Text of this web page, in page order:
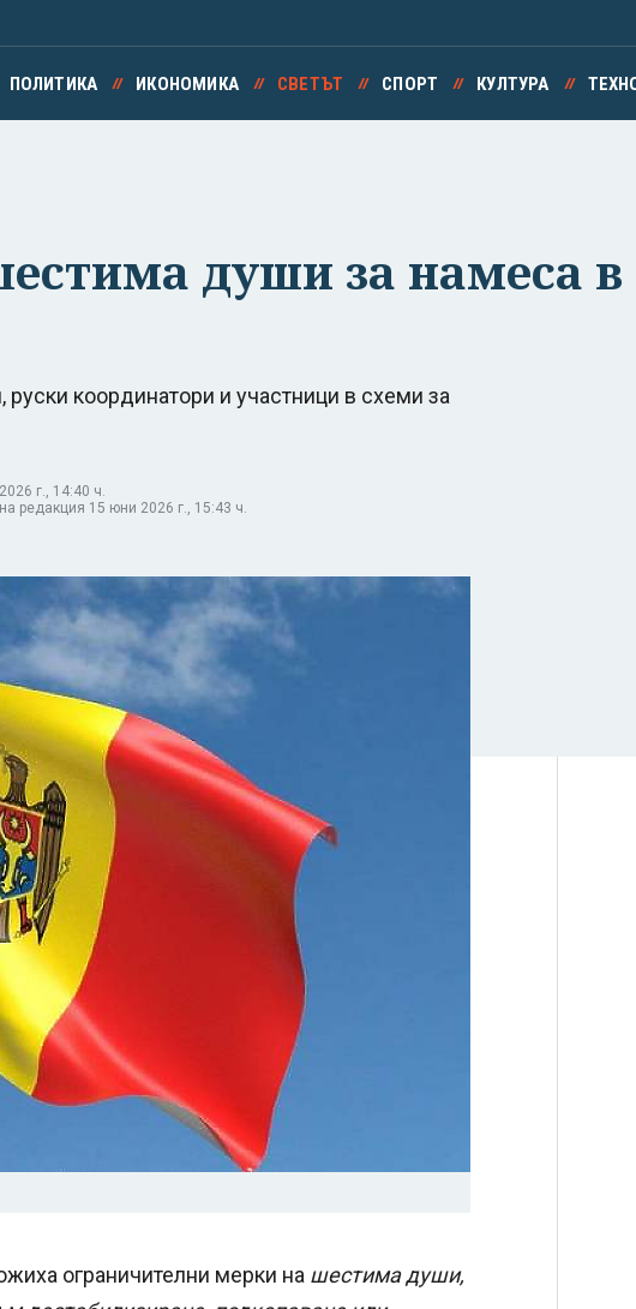
ПОЛИТИКА ИКОНОМИКА СВЕТЪТ СПОРТ КУЛТУРА
души за намеса в
координатори и участници в схеми за
г., 14:40 ч.
редакция 15 юни 2026 г., 15:43 ч.
ограничителни мерки на шестима души,